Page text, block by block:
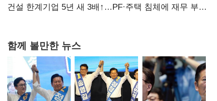
당장 퇴출?…시간만으론 부족한 코스닥 구하기
건설 한계기업 5년 새 3배↑…PF·주택 침체에 재무 부담
함께 볼만한 뉴스